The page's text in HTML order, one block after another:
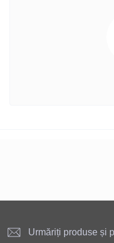
Urmăriți produse și